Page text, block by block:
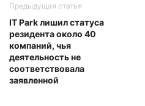
Предыдущая статья
IT Park лишил статуса
резидента около 40
компаний, чья
деятельность не
соответствовала
заявленной